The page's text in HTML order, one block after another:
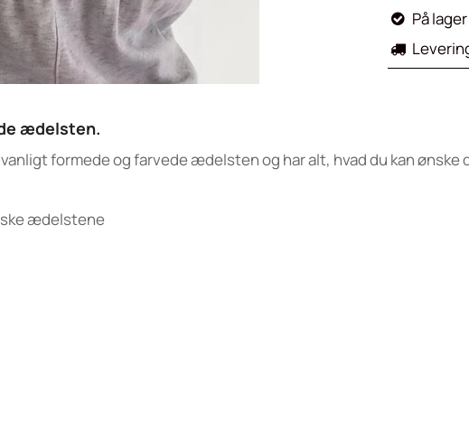
 På

ædelsten.
formede og farvede ædelsten og har alt, hvad du kan ønske
ædelstene